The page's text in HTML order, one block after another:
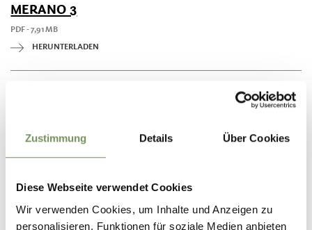
Zustimmung Details Über Cookies
Diese Webseite verwendet Cookies
Wir verwenden Cookies, um Inhalte und Anzeigen zu
personalisieren, Funktionen für soziale Medien anbieten
MERANO 3
PDF - 7,91 MB
HERUNTERLADEN
HERUNTERLADEN
MERANO 5
PDF - 6,05 MB